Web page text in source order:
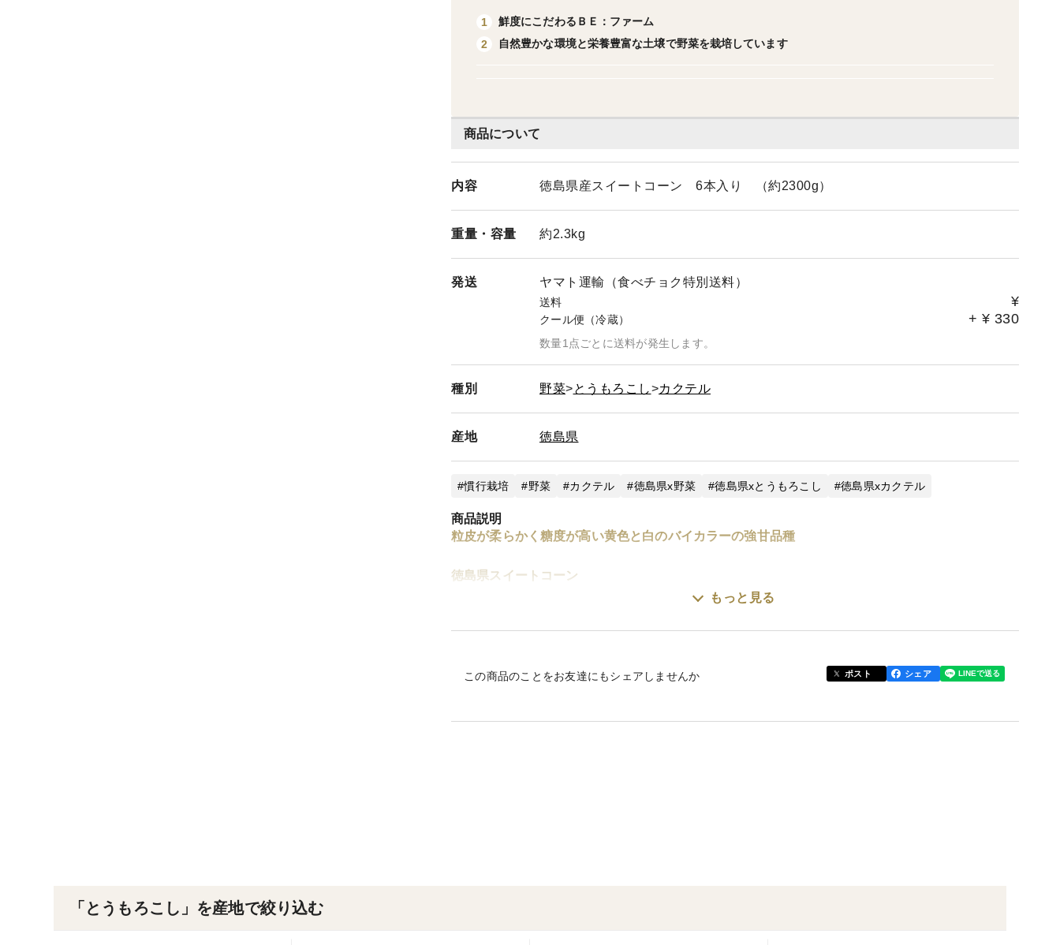
商品について
内容 徳島県産スイートコーン 6本入り （約2300g）
重量・ 容量 約2.3kg
発送 ヤマト運輸（食べチョク特別送料）
送料 ¥
クール便（冷蔵） + ¥ 330
数量1点ごとに送料が発生します。
種別 野菜 とうもろこし カクテル
産地 徳島県
慣行栽培 野菜 カクテル 徳島県x野菜 徳島県xとうもろこし 徳島県xカクテル
商品説明
粒皮が柔らかく糖度が高い黄色と白のバイカラーの強甘品種
徳島県スイートコーン
もっと見る
この商品のことをお友達にもシェアしませんか ポスト シェア
1
鮮度にこだわるＢＥ：ファーム
2
自然豊かな環境と栄養豊富な土壌で野菜を栽培しています
「とうもろこし」を産地で絞り込む